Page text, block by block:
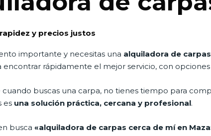
y precios justos
importante y necesitas una alquiladora de
encontrar rápidamente el mejor servicio, con
buscas una carpa, no tienes tiempo para
es una solución práctica, cercana y profesional.
busca «alquiladora de carpas cerca de mí en